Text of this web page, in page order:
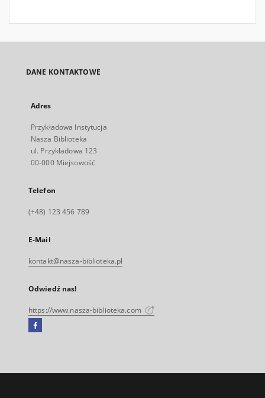
DANE KONTAKTOWE
Adres
Przykładowa Instytucja
Nasza Biblioteka
ul. Przykładowa 123
00-000 Miejsowość
Telefon
(+48) 123 456 789
E-Mail
kontakt@nasza-biblioteka.pl
Odwiedź nas!
https://www.nasza-biblioteka.com
Facebook
się